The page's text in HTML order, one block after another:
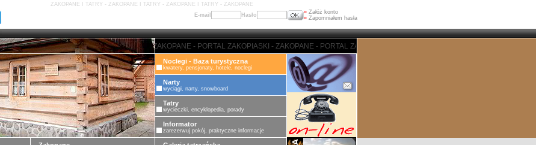
ZAKOPANE I TATRY - ZAKOPANE I TATRY - ZAKOPANE I TATRY - ZAKOPANE
E-mail
Hasło » Załóż konto
» Zapomniałem hasła
ZAKOPANE - PORTAL ZAKOPIASKI - ZAKOPANE - PORTAL ZAKOPIASKI - ZAKOPANE - PORTAL ZAKOPIASKI -
Noclegi - Baza turystyczna
kwatery, pensjonaty, hotele, noclegi
Narty
wyciągi, narty, snowboard
Tatry
wycieczki, encyklopedia, porady
Informator
zarezerwuj pokój, praktyczne informacje